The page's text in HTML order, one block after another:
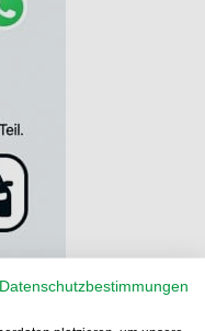
Datenschutzbestimmungen